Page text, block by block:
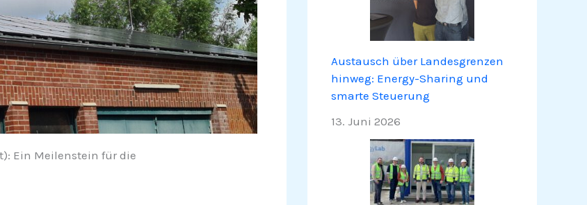
Ein Meilenstein für die
Austausch über Landesgrenzen
hinweg: Energy-Sharing und
smarte Steuerung
13. Juni 2026